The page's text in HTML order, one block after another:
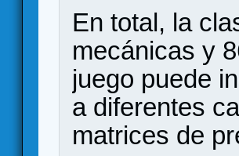
En total, la
mecánicas y
juego puede
a diferentes
matrices de